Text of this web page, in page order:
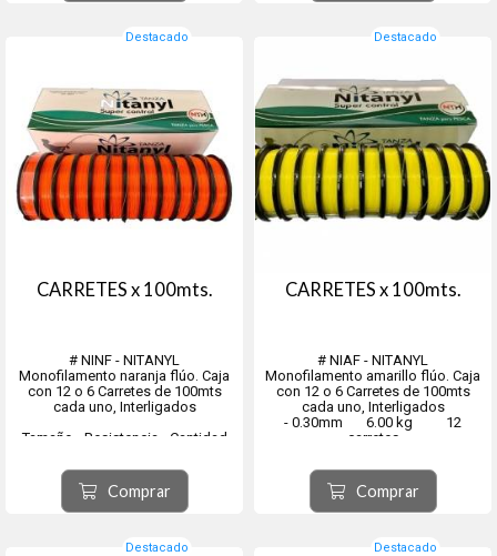
- 0.4...
carretes
Destacado
CARRETES x 100mts.
# NINF - NITANYL
Monofilamento naranja flúo. Caja
con 12 o 6 Carretes de 100mts
cada uno, Interligados
Tamaño - Resistencia - Cantidad
- 0.35mm 8.00kg 12 carretes
- 0.40mm 11.00kg 12 carretes
- 0.45mm 13.00kg 12 carretes
- 0.50mm 16.00k...
Comprar
Destacado
CARRETES x 100mts.
# NIAF - NITANYL
Monofilamento amarillo flúo. Caja
con 12 o 6 Carretes de 100mts
cada uno, Interligados
- 0.30mm 6.00 kg 12
carretes
carretes
- 0.40mm 11.00 kg 12
carretes
- 0.45mm 13.00 kg 12
- 0.50mm 1...
Comprar
Destacado Destacado